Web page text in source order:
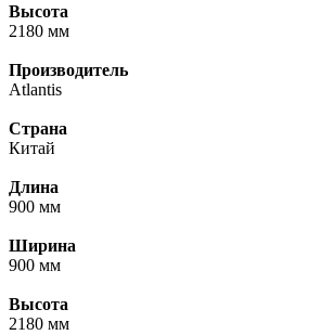
Высота
2180 мм
Производитель
Atlantis
Страна
Китай
Длина
900 мм
Ширина
900 мм
Высота
2180 мм